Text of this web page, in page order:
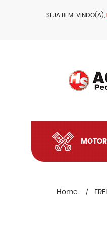
SEJA BEM-VINDO(A),
MOTOR
Home